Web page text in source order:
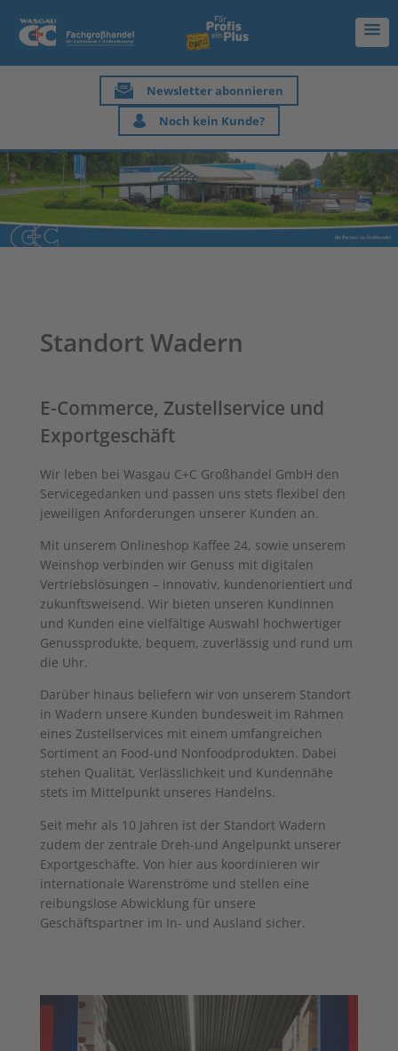
Newsletter abonnieren
Noch kein Kunde?
Standort Wadern
E-Commerce, Zustellservice und
Exportgeschäft
Wir leben bei Wasgau C+C Großhandel GmbH den
Servicegedanken und passen uns stets flexibel den
jeweiligen Anforderungen unserer Kunden an.
Mit unserem Onlineshop Kaffee 24, sowie unserem
Weinshop verbinden wir Genuss mit digitalen
Vertriebslösungen – innovativ, kundenorientiert und
zukunftsweisend. Wir bieten unseren Kundinnen
und Kunden eine vielfältige Auswahl hochwertiger
Genussprodukte, bequem, zuverlässig und rund um
die Uhr.
Darüber hinaus beliefern wir von unserem Standort
in Wadern unsere Kunden bundesweit im Rahmen
eines Zustellservices mit einem umfangreichen
Sortiment an Food-und Nonfoodprodukten. Dabei
stehen Qualität, Verlässlichkeit und Kundennähe
stets im Mittelpunkt unseres Handelns.
Seit mehr als 10 Jahren ist der Standort Wadern
zudem der zentrale Dreh-und Angelpunkt unserer
Exportgeschäfte. Von hier aus koordinieren wir
internationale Warenströme und stellen eine
reibungslose Abwicklung für unsere
Geschäftspartner im In- und Ausland sicher.